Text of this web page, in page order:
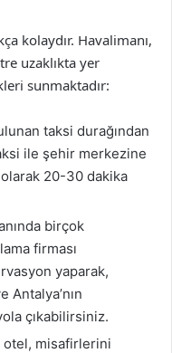
kolaydır. Havalimanı,
uzaklıkta yer
sunmaktadır:
taksi durağından
ile şehir merkezine
20-30 dakika
birçok
firması
yaparak,
Antalya’nın
çıkabilirsiniz.
otel, misafirlerini